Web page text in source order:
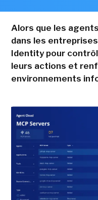
Alors que les
dans les
Identity pour
leurs actions et
environnements